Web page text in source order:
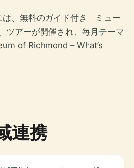
、無料のガイド付き「ミュー
ツアーが開催され、毎月テーマ
of Richmond – What’s
連携